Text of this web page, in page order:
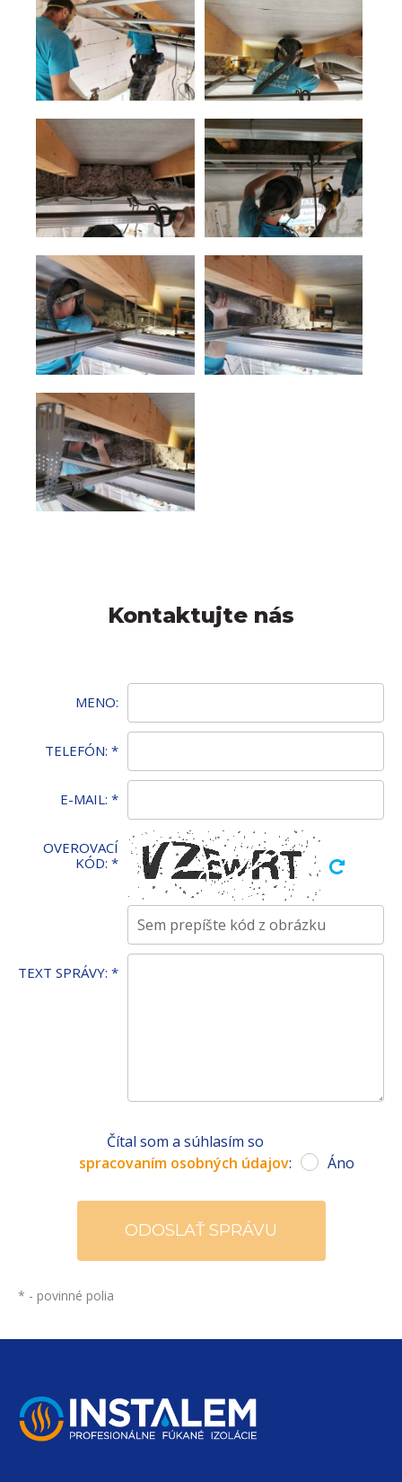
Kontaktujte nás
MENO:
TELEFÓN: *
E-MAIL: *
OVEROVACÍ
KÓD: *
TEXT SPRÁVY: *
Čítal som a súhlasím so
spracovaním osobných údajov: Áno
* - povinné polia